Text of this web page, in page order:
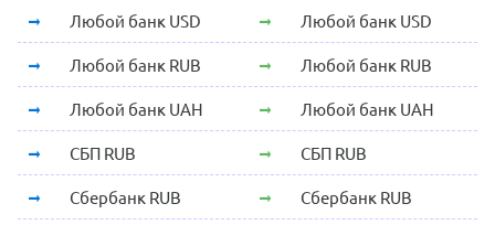
Любой банк USD Любой банк USD
Любой банк RUB Любой банк RUB
Любой банк UAH Любой банк UAH
СБП RUB СБП RUB
Сбербанк RUB Сбербанк RUB